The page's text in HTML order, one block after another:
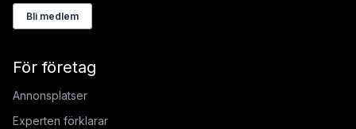
Bli medlem
För företag
Annonsplatser
Experten förklarar